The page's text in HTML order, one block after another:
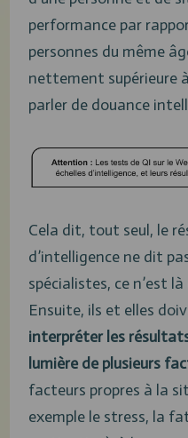
performance par
personnes du même
nettement supérieure
parler de douance
Cela dit, tout seul, le
d’intelligence ne dit
spécialistes, ce n’est
Ensuite, ils et elles
interpréter les
lumière de plusieurs
facteurs propres à la
exemple le stress, la